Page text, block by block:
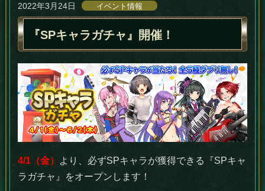
2022年3月24日 イベント情報
『SPキャラガチャ』開催！
4/1（金）
より、必ずSPキャラが獲得できる『SPキャ
ラガチャ』をオープンします！